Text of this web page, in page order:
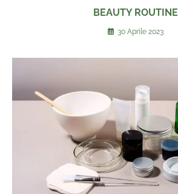
BEAUTY ROUTINE
30 Aprile 2023